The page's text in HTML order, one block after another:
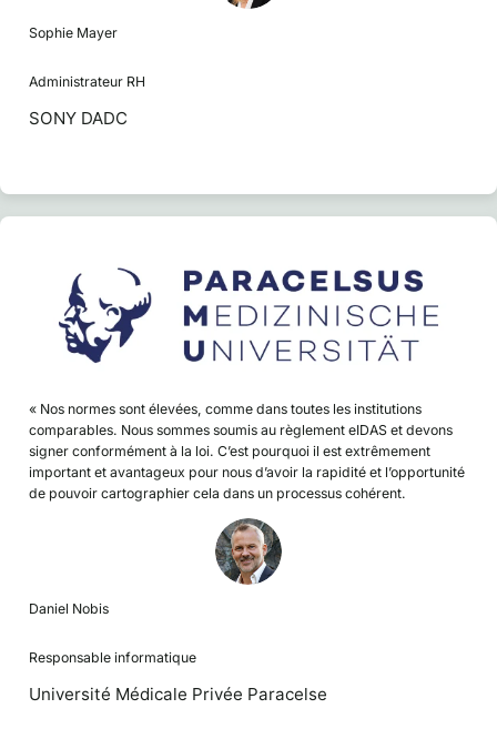
Sophie Mayer
Administrateur RH
SONY DADC
« Nos normes sont élevées, comme dans toutes les institutions
comparables. Nous sommes soumis au règlement eIDAS et devons
signer conformément à la loi. C’est pourquoi il est extrêmement
important et avantageux pour nous d’avoir la rapidité et l’opportunité
de pouvoir cartographier cela dans un processus cohérent.
Daniel Nobis
Responsable informatique
Université Médicale Privée Paracelse